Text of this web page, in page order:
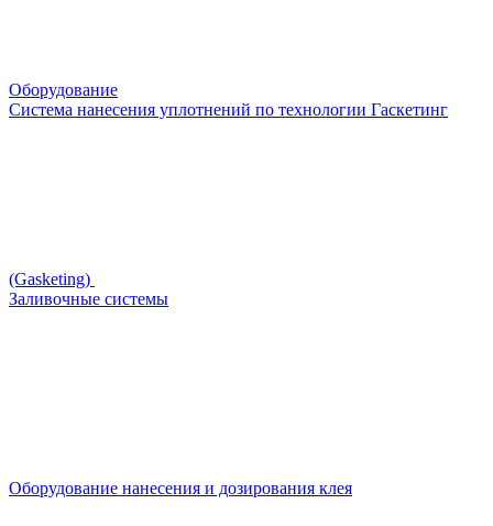
Оборудование
Система нанесения уплотнений по технологии Гаскетинг
(Gasketing)
Заливочные системы
Оборудование нанесения и дозирования клея